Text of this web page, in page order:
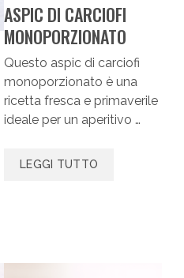
ASPIC DI CARCIOFI
MONOPORZIONATO
Questo aspic di carciofi
monoporzionato è una
ricetta fresca e primaverile
ideale per un aperitivo …
LEGGI TUTTO